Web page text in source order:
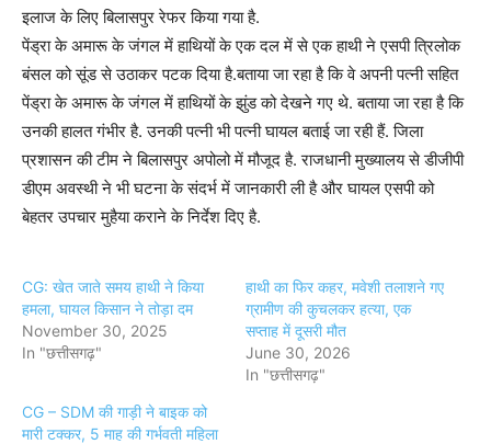
इलाज के लिए बिलासपुर रेफर किया गया है.
पेंड्रा के अमारू के जंगल में हाथियों के एक दल में से एक हाथी ने एसपी त्रिलोक
बंसल को सूंड से उठाकर पटक दिया है.बताया जा रहा है कि वे अपनी पत्नी सहित
पेंड्रा के अमारू के जंगल में हाथियों के झुंड को देखने गए थे. बताया जा रहा है कि
उनकी हालत गंभीर है. उनकी पत्नी भी पत्नी घायल बताई जा रही हैं. जिला
प्रशासन की टीम ने बिलासपुर अपोलो में मौजूद है. राजधानी मुख्यालय से डीजीपी
डीएम अवस्थी ने भी घटना के संदर्भ में जानकारी ली है और घायल एसपी को
बेहतर उपचार मुहैया कराने के निर्देश दिए है.
CG: खेत जाते समय हाथी ने किया
हमला, घायल किसान ने तोड़ा दम
November 30, 2025
In "छत्तीसगढ़"
हाथी का फिर कहर, मवेशी तलाशने गए
ग्रामीण की कुचलकर हत्या, एक
सप्ताह में दूसरी मौत
June 30, 2026
In "छत्तीसगढ़"
CG – SDM की गाड़ी ने बाइक को
मारी टक्कर, 5 माह की गर्भवती महिला